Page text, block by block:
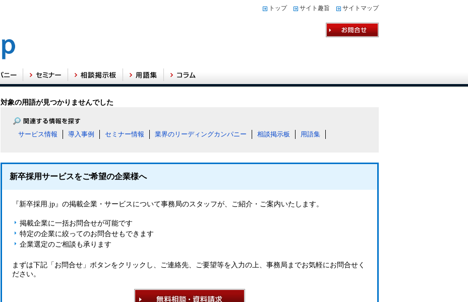
トップ サイト趣旨 サイトマップ
対象の用語が見つかりませんでした
サービス情報 導入事例 セミナー情報 業界のリーディングカンパニー 相談掲示板 用語集
新卒採用サービスをご希望の企業様へ
『新卒採用.jp』の掲載企業・サービスについて事務局のスタッフが、ご紹介・ご案内いたします。
掲載企業に一括お問合せが可能です
特定の企業に絞ってのお問合せもできます
企業選定のご相談も承ります
まずは下記「お問合せ」ボタンをクリックし、ご連絡先、ご要望等を入力の上、事務局までお気軽にお問合せく
ださい。